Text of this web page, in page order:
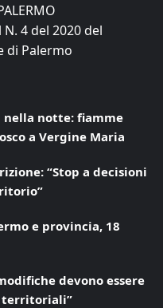
4 del 2020 del
di Palermo
nella notte: fiamme
a Vergine Maria
“Stop a decisioni
e provincia, 18
devono essere
territoriali”